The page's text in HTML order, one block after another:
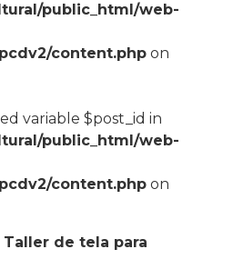
public_html/web-
content.phpon
variable $post_id in
public_html/web-
content.phpon
Taller de tela para